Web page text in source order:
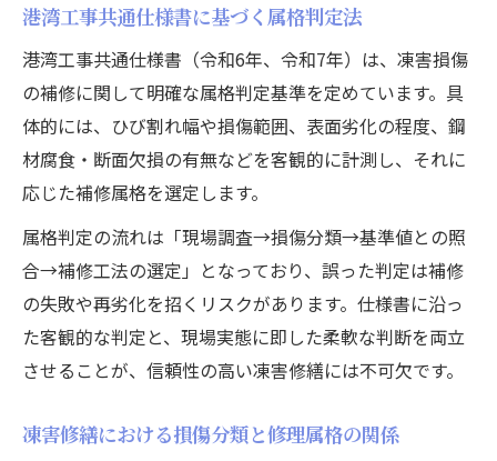
凍害修繕工法の属格ごとの適用比較と選定
法
コンクリート損傷別の修理工法と属格の違
い
表面被覆と含浸の凍害修繕属格比較ガイド
補修対策施工マニュアルに沿った属格選択
最新仕様書対応の凍害修繕工法解説
表面被覆と含浸の属格使い分けのコツ
表面被覆と含浸工法の属格選定ポイント
凍害修繕で有効な表面保護工法の見極め方
属格判断に基づく表面被覆と含浸の活用法
コンクリート補修で重視すべき使い分け実
港湾工事共通仕様書に基づく属格判定法
港湾工事共通仕様書（令和6年、令和7年）は、凍害損傷
の補修に関して明確な属格判定基準を定めています。具
体的には、ひび割れ幅や損傷範囲、表面劣化の程度、鋼
材腐食・断面欠損の有無などを客観的に計測し、それに
応じた補修属格を選定します。
属格判定の流れは「現場調査→損傷分類→基準値との照
合→補修工法の選定」となっており、誤った判定は補修
の失敗や再劣化を招くリスクがあります。仕様書に沿っ
た客観的な判定と、現場実態に即した柔軟な判断を両立
させることが、信頼性の高い凍害修繕には不可欠です。
凍害修繕における損傷分類と修理属格の関係